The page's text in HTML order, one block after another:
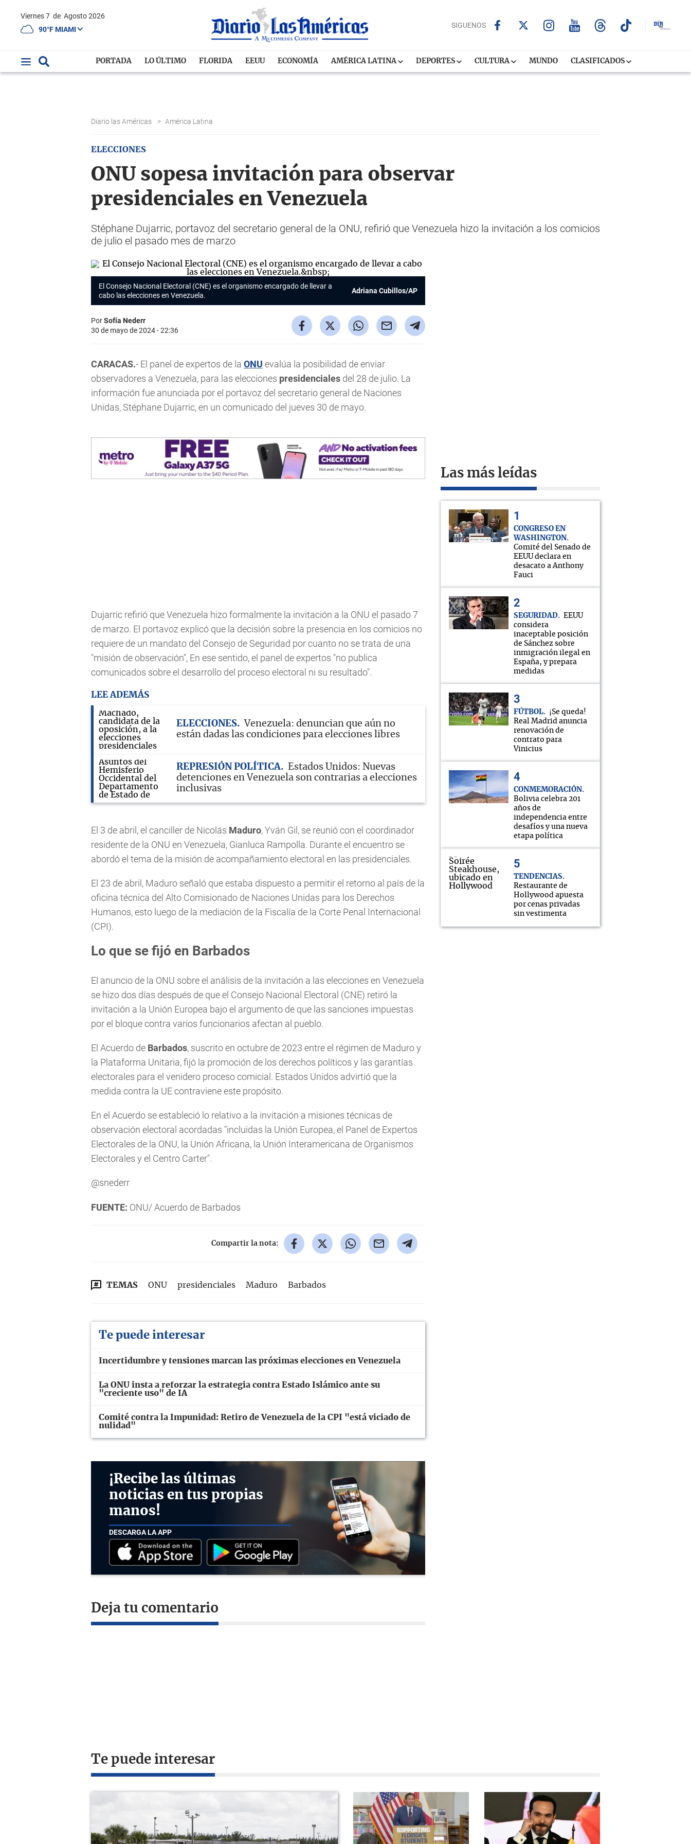
Viernes 7 de Agosto 2026
90°F MIAMI
SIGUENOS
PORTADA LO ÚLTIMO FLORIDA EEUU ECONOMÍA AMÉRICA LATINA DEPORTES CULTURA MUNDO CLASIFICADOS
Diario las Américas > América Latina
ELECCIONES
ONU sopesa invitación para observar
presidenciales en Venezuela
Stéphane Dujarric, portavoz del secretario general de la ONU, refirió que Venezuela hizo la invitación a los comicios
de julio el pasado mes de marzo
El Consejo Nacional Electoral (CNE) es el organismo encargado de llevar a
cabo las elecciones en Venezuela.
Adriana Cubillos/AP
PorSofía Nederr
30 de mayo de 2024 - 22:36
CARACAS.- El panel de expertos de la ONU evalúa la posibilidad de enviar
observadores a Venezuela, para las elecciones presidenciales del 28 de julio. La
información fue anunciada por el portavoz del secretario general de Naciones
Unidas, Stéphane Dujarric, en un comunicado del jueves 30 de mayo.
Dujarric refirió que Venezuela hizo formalmente la invitación a la ONU el pasado 7
de marzo. El portavoz explicó que la decisión sobre la presencia en los comicios no
requiere de un mandato del Consejo de Seguridad por cuanto no se trata de una
"misión de observación", En ese sentido, el panel de expertos "no publica
comunicados sobre el desarrollo del proceso electoral ni su resultado".
LEE ADEMÁS
ELECCIONES
Venezuela: denuncian que aún no
están dadas las condiciones para elecciones libres
REPRESIÓN POLÍTICA
Estados Unidos: Nuevas
detenciones en Venezuela son contrarias a elecciones
inclusivas
El 3 de abril, el canciller de Nicolás Maduro, Yván Gil, se reunió con el coordinador
residente de la ONU en Venezuela, Gianluca Rampolla. Durante el encuentro se
abordó el tema de la misión de acompañamiento electoral en las presidenciales.
El 23 de abril, Maduro señaló que estaba dispuesto a permitir el retorno al país de la
oficina técnica del Alto Comisionado de Naciones Unidas para los Derechos
Humanos, esto luego de la mediación de la Fiscalía de la Corte Penal Internacional
(CPI).
Lo que se fijó en Barbados
El anuncio de la ONU sobre el análisis de la invitación a las elecciones en Venezuela
se hizo dos días después de que el Consejo Nacional Electoral (CNE) retiró la
invitación a la Unión Europea bajo el argumento de que las sanciones impuestas
por el bloque contra varios funcionarios afectan al pueblo.
El Acuerdo de Barbados, suscrito en octubre de 2023 entre el régimen de Maduro y
la Plataforma Unitaria, fijó la promoción de los derechos políticos y las garantías
electorales para el venidero proceso comicial. Estados Unidos advirtió que la
medida contra la UE contraviene este propósito.
En el Acuerdo se estableció lo relativo a la invitación a misiones técnicas de
observación electoral acordadas "incluidas la Unión Europea, el Panel de Expertos
Electorales de la ONU, la Unión Africana, la Unión Interamericana de Organismos
Electorales y el Centro Carter".
@snederr
FUENTE: ONU/ Acuerdo de Barbados
Compartir la nota:
TEMAS ONU presidenciales Maduro Barbados
Te puede interesar
Incertidumbre y tensiones marcan las próximas elecciones en Venezuela
La ONU insta a reforzar la estrategia contra Estado Islámico ante su
"creciente uso" de IA
Comité contra la Impunidad: Retiro de Venezuela de la CPI "está viciado de
nulidad"
¡Recibe las últimas
noticias en tus propias
manos!
DESCARGA LA APP
Deja tu comentario
Las más leídas
CONGRESO EN
WASHINGTON
Comité del Senado de
EEUU declara en
desacato a Anthony
Fauci
SEGURIDAD
EEUU
considera
inaceptable posición
de Sánchez sobre
inmigración ilegal en
España, y prepara
medidas
FÚTBOL
¡Se queda!
Real Madrid anuncia
renovación de
contrato para
Vinicius
CONMEMORACIÓN
Bolivia celebra 201
años de
independencia entre
desafíos y una nueva
etapa política
TENDENCIAS
Restaurante de
Hollywood apuesta
por cenas privadas
sin vestimenta
Te puede interesar